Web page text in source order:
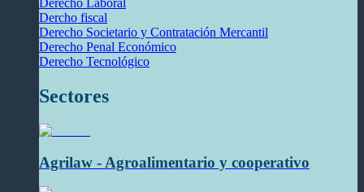
Derecho Laboral
Dercho fiscal
Derecho Societario y Contratación Mercantil
Derecho Penal Económico
Derecho Tecnológico
Sectores
Agrilaw - Agroalimentario y cooperativo